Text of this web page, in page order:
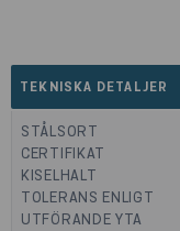
TEKNISKA DETALJER
STÅLSORT
CERTIFIKAT
KISELHALT
TOLERANS ENLIGT
UTFÖRANDE YTA